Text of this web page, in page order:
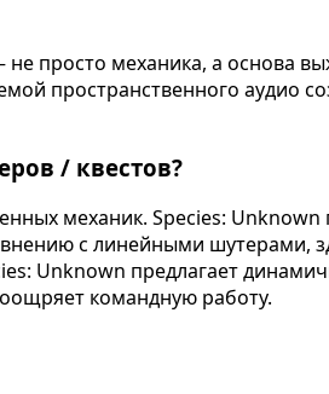
просто механика, а основа
пространственного аудио
/ квестов?
механик. Species:
с линейными шутерами,
Unknown предлагает
командную работу.